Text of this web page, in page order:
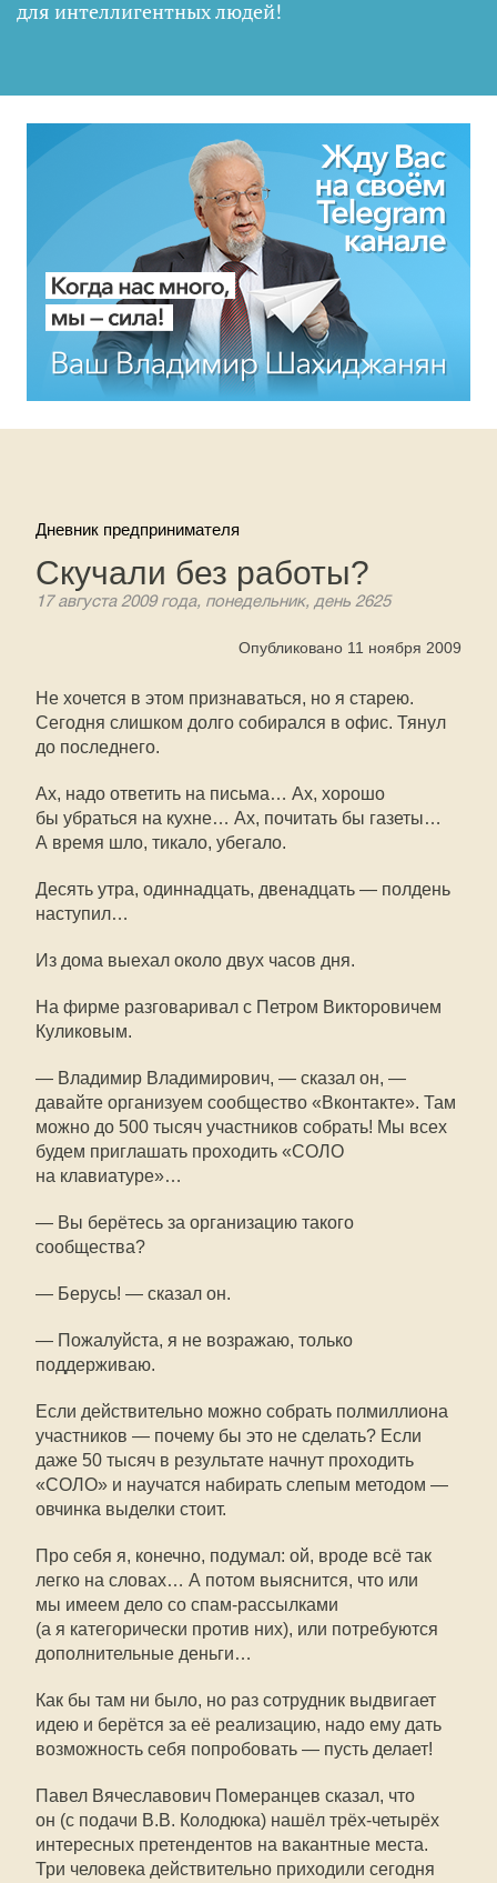
для интеллигентных людей!
Дневник предпринимателя
Скучали без работы?
17 августа 2009 года, понедельник, день 2625
Опубликовано 11 ноября 2009
Не хочется в этом признаваться, но я старею.
Сегодня слишком долго собирался в офис. Тянул
до последнего.
Ах, надо ответить на письма… Ах, хорошо
бы убраться на кухне… Ах, почитать бы газеты…
А время шло, тикало, убегало.
Десять утра, одиннадцать, двенадцать — полдень
наступил…
Из дома выехал около двух часов дня.
На фирме разговаривал с Петром Викторовичем
Куликовым.
— Владимир Владимирович, — сказал он, —
давайте организуем сообщество «Вконтакте». Там
можно до 500 тысяч участников собрать! Мы всех
будем приглашать проходить «СОЛО
на клавиатуре»…
— Вы берётесь за организацию такого
сообщества?
— Берусь! — сказал он.
— Пожалуйста, я не возражаю, только
поддерживаю.
Если действительно можно собрать полмиллиона
участников — почему бы это не сделать? Если
даже 50 тысяч в результате начнут проходить
«СОЛО» и научатся набирать слепым методом —
овчинка выделки стоит.
Про себя я, конечно, подумал: ой, вроде всё так
легко на словах… А потом выяснится, что или
мы имеем дело со спам-рассылками
(а я категорически против них), или потребуются
дополнительные деньги…
Как бы там ни было, но раз сотрудник выдвигает
идею и берётся за её реализацию, надо ему дать
возможность себя попробовать — пусть делает!
Павел Вячеславович Померанцев сказал, что
он (с подачи В.В. Колодюка) нашёл трёх-четырёх
интересных претендентов на вакантные места.
Три человека действительно приходили сегодня